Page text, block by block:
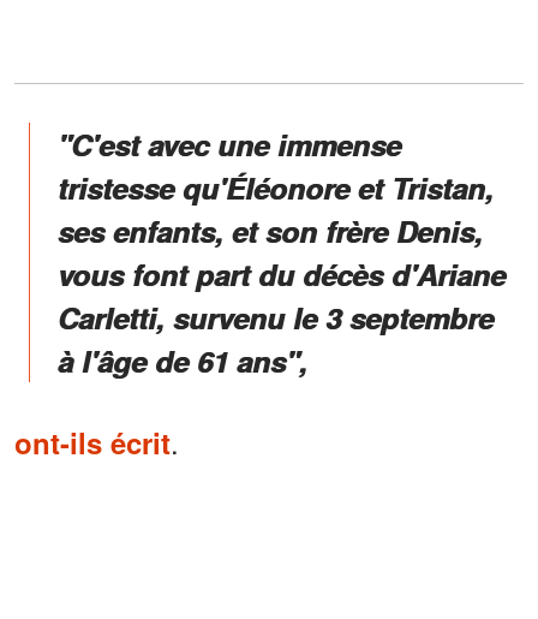
"C'est avec une immense
tristesse qu'Éléonore et Tristan,
ses enfants, et son frère Denis,
vous font part du décès d'Ariane
Carletti, survenu le 3 septembre
à l'âge de 61 ans",
ont-ils écrit.